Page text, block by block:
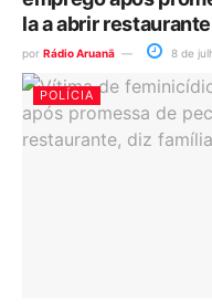
la a abrir
por Rádio Aruanã 8 de
POLÍCIA